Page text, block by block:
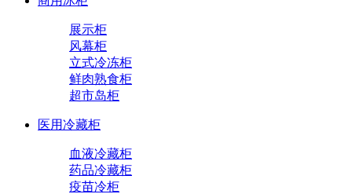
展示柜
风幕柜
立式冷冻柜
鲜肉熟食柜
超市岛柜
医用冷藏柜
血液冷藏柜
药品冷藏柜
疫苗冷柜